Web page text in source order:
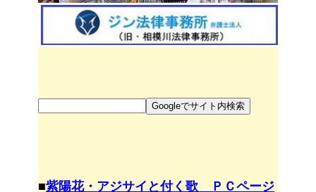
■紫陽花・アジサイと付く歌 ＰＣページ